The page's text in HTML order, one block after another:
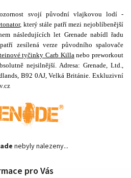
svojí původní vlajkovou lodí -
, který stále patří mezi nejoblíbenější
následujících let Grenade nabídl řadu
zesílená verze původního spalovače
tyčinky Carb Killanebo preworkout
nejsilnější. Adresa: Grenade, Ltd.,
B92 0AJ, Velká Británie. Exkluzivní
nebyly nalezeny...
pro Vás